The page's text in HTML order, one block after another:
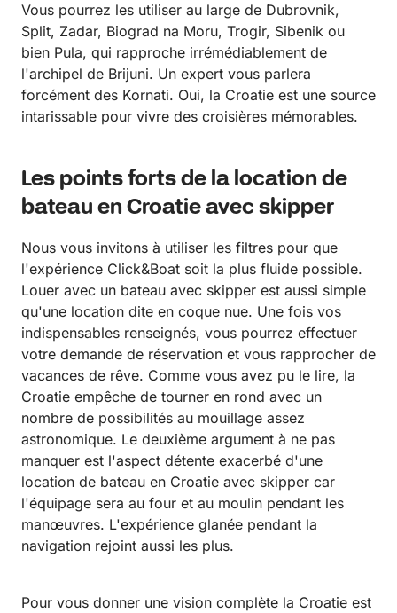
Vous pourrez les utiliser au large de Dubrovnik,
Split, Zadar, Biograd na Moru, Trogir, Sibenik ou
bien Pula, qui rapproche irrémédiablement de
l'archipel de Brijuni. Un expert vous parlera
forcément des Kornati. Oui, la Croatie est une source
intarissable pour vivre des croisières mémorables.
Les points forts de la location de
bateau en Croatie avec skipper
Nous vous invitons à utiliser les filtres pour que
l'expérience Click&Boat soit la plus fluide possible.
Louer avec un bateau avec skipper est aussi simple
qu'une location dite en coque nue. Une fois vos
indispensables renseignés, vous pourrez effectuer
votre demande de réservation et vous rapprocher de
vacances de rêve. Comme vous avez pu le lire, la
Croatie empêche de tourner en rond avec un
nombre de possibilités au mouillage assez
astronomique. Le deuxième argument à ne pas
manquer est l'aspect détente exacerbé d'une
location de bateau en Croatie avec skipper car
l'équipage sera au four et au moulin pendant les
manœuvres. L'expérience glanée pendant la
navigation rejoint aussi les plus.
Pour vous donner une vision complète la Croatie est